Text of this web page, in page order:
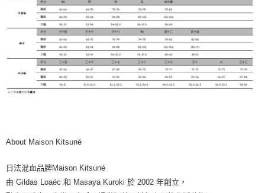
About Maison Kitsuné
日法混血品牌Maison Kitsuné
由 Gildas Loaëc 和 Masaya Kuroki 於 2002 年創立，